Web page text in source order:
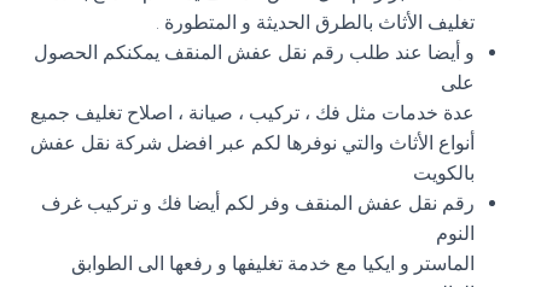
تغليف الأثاث بالطرق الحديثة و المتطورة .
و أيضا عند طلب رقم نقل عفش المنقف يمكنكم الحصول
على
عدة خدمات مثل فك ، تركيب ، صيانة ، اصلاح تغليف جميع
أنواع الأثاث والتي نوفرها لكم عبر افضل شركة نقل عفش
بالكويت
رقم نقل عفش المنقف وفر لكم أيضا فك و تركيب غرف
النوم
الماستر و ايكيا مع خدمة تغليفها و رفعها الى الطوابق